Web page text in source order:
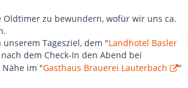
Oldtimer zu bewundern, wofür wir uns ca.
Tagesziel, dem "Landhotel Basler
dem Check-In den Abend bei
im "Gasthaus Brauerei Lauterbach
"